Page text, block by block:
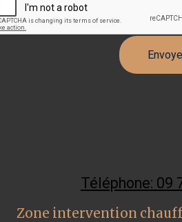
Téléphone: 09
Zone intervention